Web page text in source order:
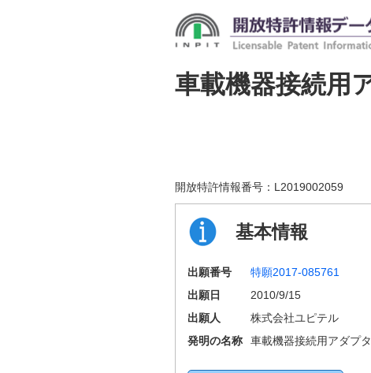
車載機器接続用
開放特許情報番号： L2019002059
基本情報
出願番号 特願2017-085761
出願日
2010/9/15
出願人
株式会社ユピテル
発明の名称
車載機器接続用アダプタ